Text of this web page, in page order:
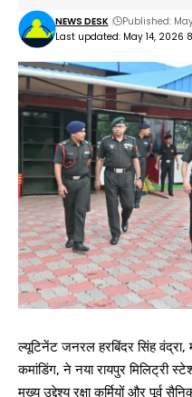
Last updated: May 14, 2026
NEWS DESK Published:
ल्यूटिनेंट जनरल हरबिंदर सिंह
कमांडिंग, ने नया रायपुर मिलिट्री
मुख्य उद्देश्य रक्षा कर्मियों और पूर्व